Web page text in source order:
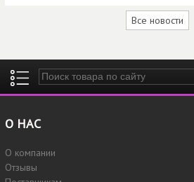
Все новости
Введите ключевые слова для поиска
О НАС
О компании
Отзывы